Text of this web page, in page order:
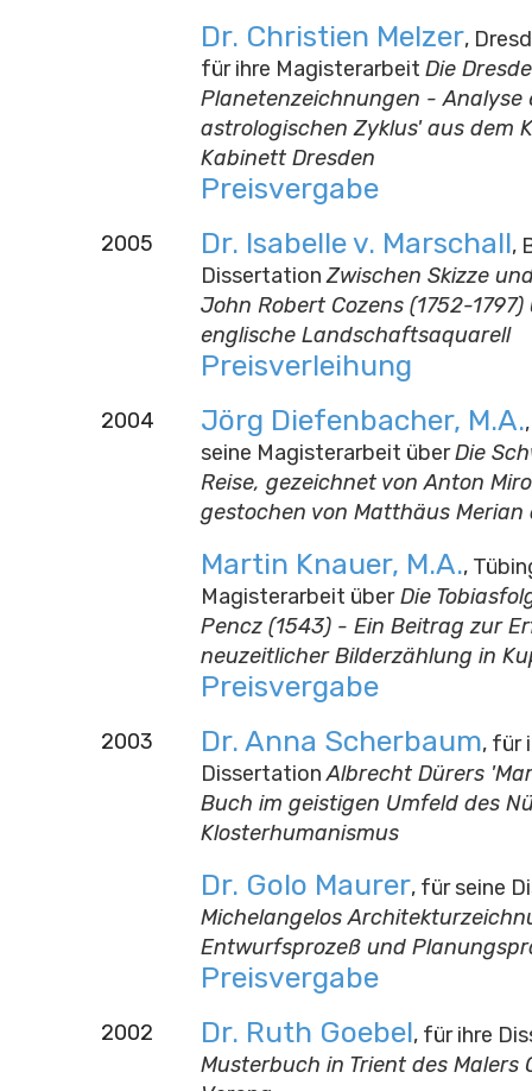
Dr. Christien Melzer,
für ihre Magisterarbeit Die
Planetenzeichnungen - Analyse
astrologischen Zyklus' aus dem
Kabinett Dresden
Preisvergabe
2005 Dr. Isabelle v. Marschall,
DissertationZwischen Skizze
John Robert Cozens (1752-
englische Landschaftsaquarell
Preisverleihung
2004 Jörg Diefenbacher, M.A.
seine Magisterarbeit überDie
Reise, gezeichnet von Anton
gestochen von Matthäus Merian
Martin Knauer, M.A.,
Magisterarbeit überDie
Pencz (1543) - Ein Beitrag zur
neuzeitlicher Bilderzählung in
Preisvergabe
2003 Dr. Anna Scherbaum, für
DissertationAlbrecht Dürers
Buch im geistigen Umfeld des
Klosterhumanismus
Dr. Golo Maurer, für seine
Michelangelos
Entwurfsprozeß und
Preisvergabe
2002 Dr. Ruth Goebel, für ihre
Musterbuch in Trient des Malers